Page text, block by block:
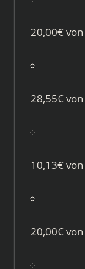
20,00€ von
28,55€ von
10,13€ von
20,00€ von